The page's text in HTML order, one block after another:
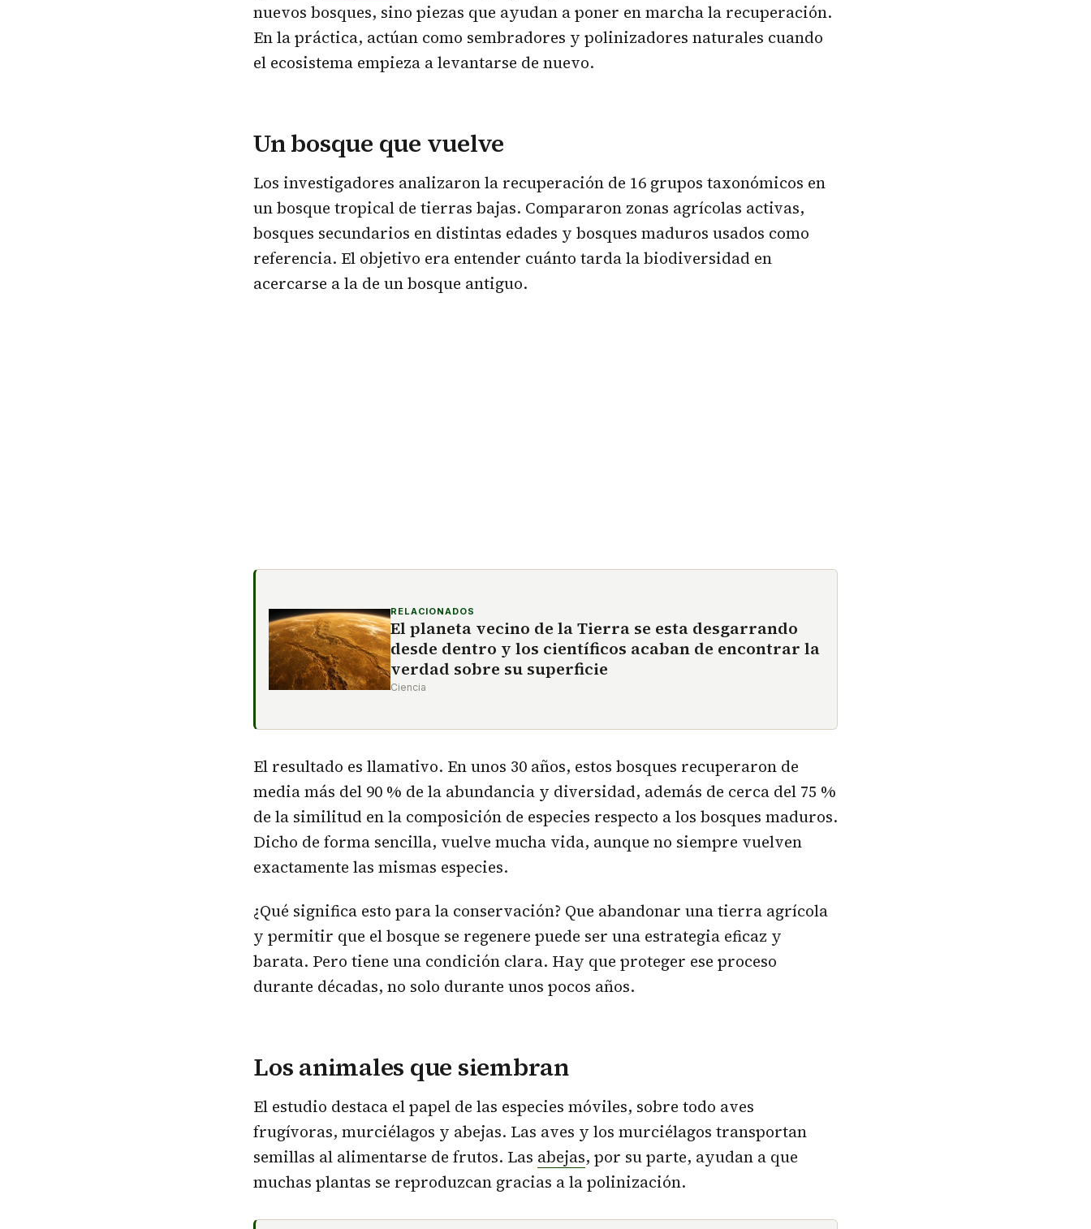
nuevos bosques, sino piezas que ayudan a poner en marcha la recuperación.
En la práctica, actúan como sembradores y polinizadores naturales cuando
el ecosistema empieza a levantarse de nuevo.
Un bosque que vuelve
Los investigadores analizaron la recuperación de 16 grupos taxonómicos en
un bosque tropical de tierras bajas. Compararon zonas agrícolas activas,
bosques secundarios en distintas edades y bosques maduros usados como
referencia. El objetivo era entender cuánto tarda la biodiversidad en
acercarse a la de un bosque antiguo.
RELACIONADOS
El planeta vecino de la Tierra se esta desgarrando
desde dentro y los científicos acaban de encontrar la
verdad sobre su superficie
Ciencia
El resultado es llamativo. En unos 30 años, estos bosques recuperaron de
media más del 90 % de la abundancia y diversidad, además de cerca del 75 %
de la similitud en la composición de especies respecto a los bosques maduros.
Dicho de forma sencilla, vuelve mucha vida, aunque no siempre vuelven
exactamente las mismas especies.
¿Qué significa esto para la conservación? Que abandonar una tierra agrícola
y permitir que el bosque se regenere puede ser una estrategia eficaz y
barata. Pero tiene una condición clara. Hay que proteger ese proceso
durante décadas, no solo durante unos pocos años.
Los animales que siembran
El estudio destaca el papel de las especies móviles, sobre todo aves
frugívoras, murciélagos y abejas. Las aves y los murciélagos transportan
semillas al alimentarse de frutos. Las abejas, por su parte, ayudan a que
muchas plantas se reproduzcan gracias a la polinización.